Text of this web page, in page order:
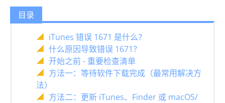
目录
iTunes 错误 1671 是什么？
什么原因导致错误 1671？
开始之前 - 重要检查清单
方法一：等待软件下载完成（最常用解决方
法）
方法二：更新 iTunes、Finder 或 macOS/